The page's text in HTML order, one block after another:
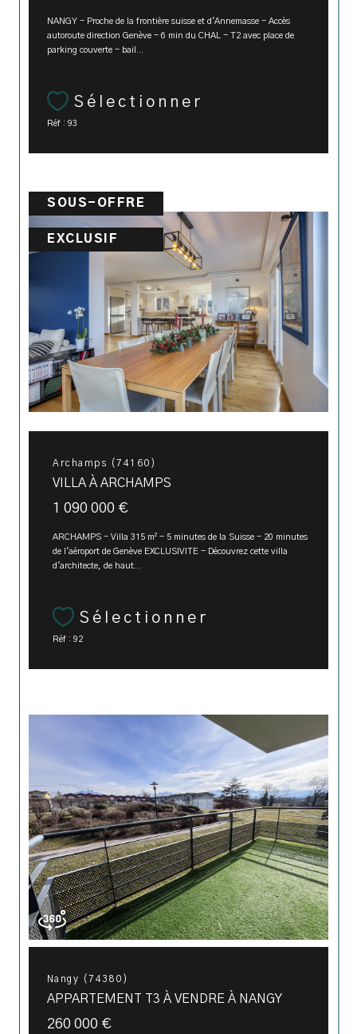
NANGY - Proche de la frontière suisse et d'Annemasse - Accès
autoroute direction Genève - 6 min du CHAL - T2 avec place de
parking couverte - bail...
Sélectionner
Réf : 93
Archamps (74160)
VILLA À ARCHAMPS
1 090 000 €
ARCHAMPS - Villa 315 m² - 5 minutes de la Suisse - 20 minutes
de l'aéroport de Genève EXCLUSIVITE - Découvrez cette villa
d'architecte, de haut...
Sélectionner
Réf : 92
SOUS-OFFRE
EXCLUSIF
Nangy (74380)
APPARTEMENT T3 À VENDRE À NANGY
260 000 €